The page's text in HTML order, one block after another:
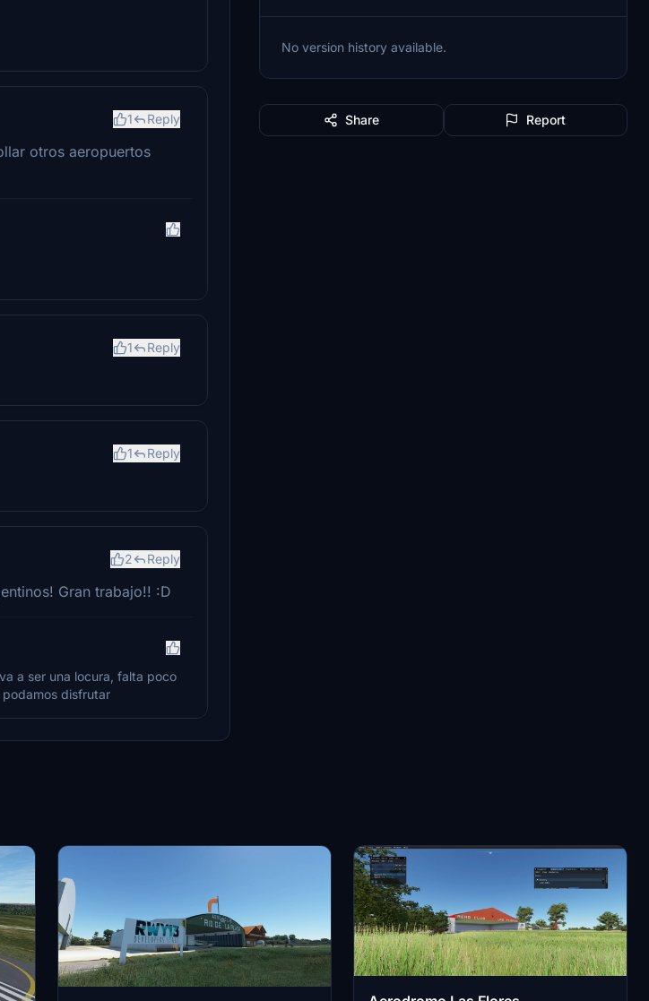
1 Reply
otros aeropuertos
1 Reply
1 Reply
2 Reply
Gran trabajo!! :D
a ser una locura, falta poco
disfrutar
No version history available.
Share Report